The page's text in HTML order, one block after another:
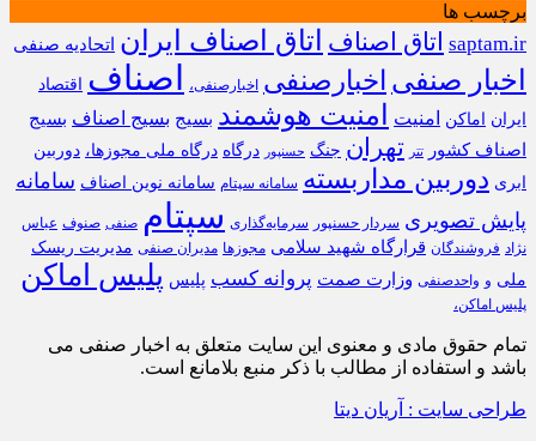
برچسب ها
saptam.ir اتاق اصناف اتاق اصناف ایران اتحادیه صنفی
اخبار صنفی اخبارصنفی اخبارصنفی، اصناف
اقتصاد
ایران
اماکن امنیت امنیت هوشمند بسیج بسیج اصناف بسیج
اصناف کشور
تتر تهران جنگ حسنپور درگاه درگاه ملی مجوزها، دوربین
ابری دوربین مداربسته سامانه سپتام سامانه نوین اصناف سامانه
پایش تصویری سردار حسنپور سرمایه‌گذاری سپتام صنفی صنوف عباس
نژاد فروشندگان قرارگاه شهید سلامی مجوزها مدیران صنفی مدیریت ریسک
ملی و واحدصنفی وزارت صمت پروانه کسب پلیس پلیس اماکن
پلیس اماکن،
تمام حقوق مادی و معنوی این سایت متعلق به اخبار صنفی می
باشد و استفاده از مطالب با ذکر منبع بلامانع است.
طراحی سایت : آریان دیتا